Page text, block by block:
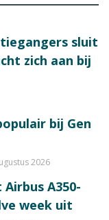
sluit
zich aan bij
bij Gen
2026
A350-
week uit